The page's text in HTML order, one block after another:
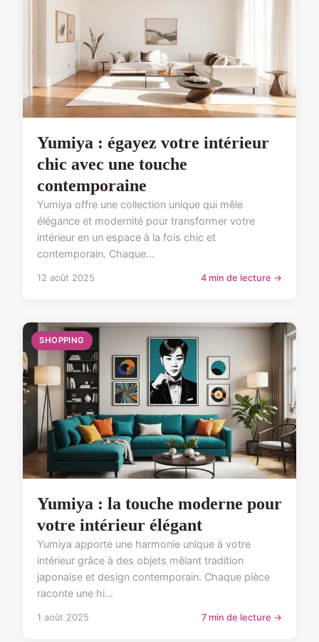
Yumiya : égayez votre intérieur
chic avec une touche
contemporaine
Yumiya offre une collection unique qui mêle
élégance et modernité pour transformer votre
intérieur en un espace à la fois chic et
contemporain. Chaque...
12 août 2025 4 min de lecture →
SHOPPING
Yumiya : la touche moderne pour
votre intérieur élégant
Yumiya apporte une harmonie unique à votre
intérieur grâce à des objets mêlant tradition
japonaise et design contemporain. Chaque pièce
raconte une hi...
1 août 2025 7 min de lecture →